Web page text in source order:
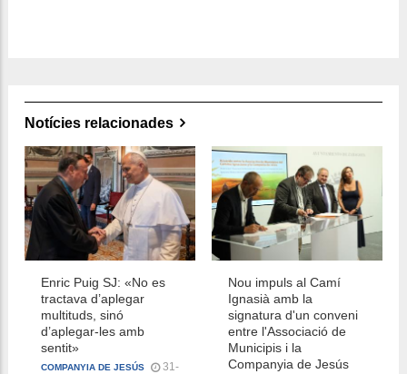
Notícies relacionades
Enric Puig SJ: «No es
tractava d’aplegar
multituds, sinó
d’aplegar-les amb
sentit»
COMPANYIA DE JESÚS
31-
Nou impuls al Camí
Ignasià amb la
signatura d'un conveni
entre l'Associació de
Municipis i la
Companyia de Jesús